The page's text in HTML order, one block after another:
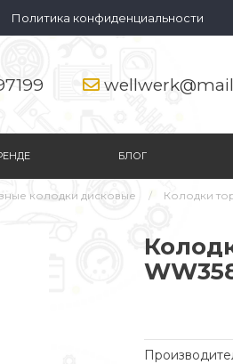
Политика конфиденциальности
БЛОГ
колодки дисковые Колодки